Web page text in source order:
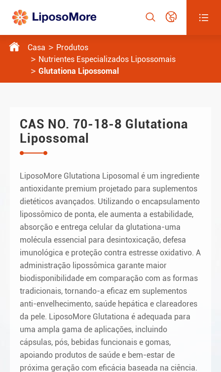
  
 Casa
Produtos
Nutrientes Especializados Lipossomais
Glutationa Lipossomal
CAS NO. 70-18-8 Glutationa
Lipossomal
LiposoMore Glutationa Liposomal é um ingrediente
antioxidante premium projetado para suplementos
dietéticos avançados. Utilizando o encapsulamento
lipossômico de ponta, ele aumenta a estabilidade,
absorção e entrega celular da glutationa-uma
molécula essencial para desintoxicação, defesa
imunológica e proteção contra estresse oxidativo. A
administração lipossômica garante maior
biodisponibilidade em comparação com as formas
tradicionais, tornando-a eficaz em suplementos
anti-envelhecimento, saúde hepática e clareadores
da pele. LiposoMore Glutationa é adequada para
uma ampla gama de aplicações, incluindo
cápsulas, pós, bebidas funcionais e gomas,
apoiando produtos de saúde e bem-estar de
próxima geração com eficácia baseada na ciência.